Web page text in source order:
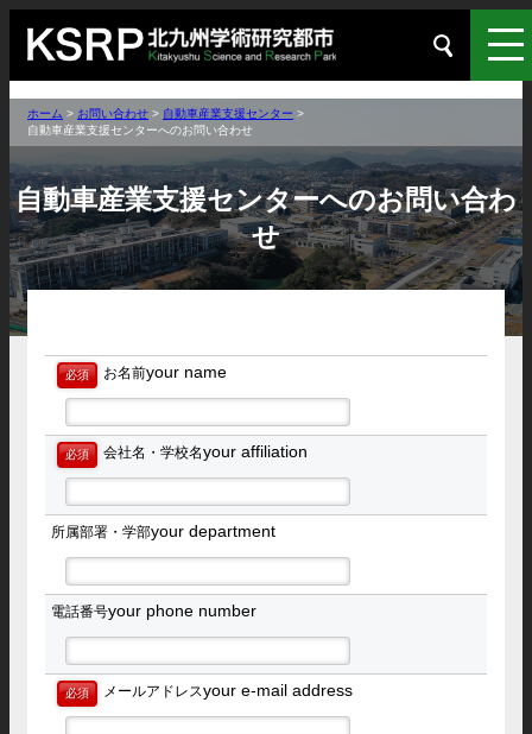
ホーム > お問い合わせ > 自動車産業支援センター >
自動車産業支援センターへのお問い合わせ
自動車産業支援センターへのお問い合わ
せ
必須 お名前your name
必須 会社名・学校名your affiliation
所属部署・学部your department
電話番号your phone number
必須 メールアドレスyour e-mail address